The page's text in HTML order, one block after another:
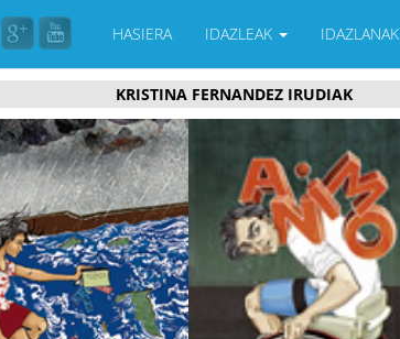
HASIERA IDAZLEAK IDAZLANAK
KRISTINA FERNANDEZ IRUDIAK